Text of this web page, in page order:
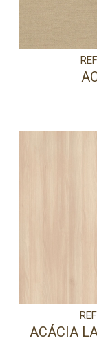
ACÁCIA